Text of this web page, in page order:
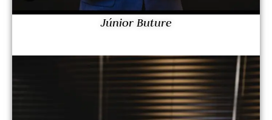
Júnior Buture